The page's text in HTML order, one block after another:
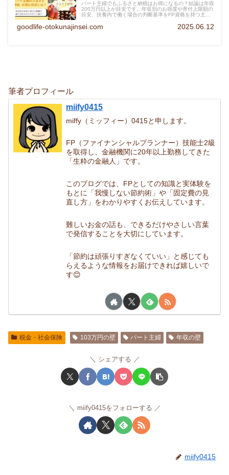
パート主婦でもふるさと納税はお得になるの？結論は年収
200万円以上が目安です。年収別のお得度や寄付上限額の
目安、扶養内で働く場合の判断基準をFP資格を持つ主婦
goodlife-otokunajinsei.com 2025.06.12
筆者プロフィール
miify0415
miffy（ミッフィー）0415と申します。
FP（ファイナンシャルプランナー）技能士2級
を取得し、金融機関に20年以上勤務してきた
「生粋の金融人」です。
このブログでは、FPとしての知識と実体験を
もとに「我慢しない節約術」や「固定費の見
直し方」をわかりやすくお伝えしています。
難しいお金の話も、できるだけやさしい言葉
で発信することを大切にしています。
「節約は頑張りすぎなくていい」と感じても
らえるような情報をお届けできれば嬉しいで
す😊
税金・社会保険 103万円の壁 パート主婦 年収の壁
シェアする
miify0415をフォローする
miify0415